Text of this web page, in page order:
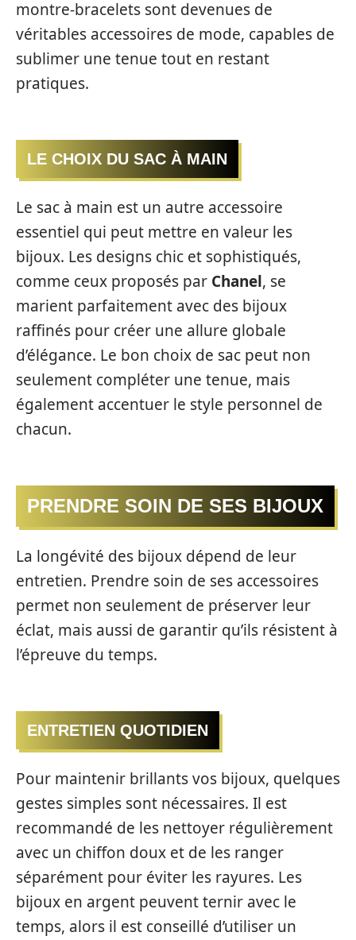
montre-bracelets sont devenues de
véritables accessoires de mode, capables de
sublimer une tenue tout en restant
pratiques.
LE CHOIX DU SAC À MAIN
Le sac à main est un autre accessoire
essentiel qui peut mettre en valeur les
bijoux. Les designs chic et sophistiqués,
comme ceux proposés par Chanel, se
marient parfaitement avec des bijoux
raffinés pour créer une allure globale
d’élégance. Le bon choix de sac peut non
seulement compléter une tenue, mais
également accentuer le style personnel de
chacun.
PRENDRE SOIN DE SES BIJOUX
La longévité des bijoux dépend de leur
entretien. Prendre soin de ses accessoires
permet non seulement de préserver leur
éclat, mais aussi de garantir qu’ils résistent à
l’épreuve du temps.
ENTRETIEN QUOTIDIEN
Pour maintenir brillants vos bijoux, quelques
gestes simples sont nécessaires. Il est
recommandé de les nettoyer régulièrement
avec un chiffon doux et de les ranger
séparément pour éviter les rayures. Les
bijoux en argent peuvent ternir avec le
temps, alors il est conseillé d’utiliser un